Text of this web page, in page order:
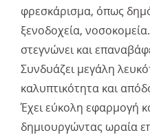
φρεσκάρισμα, όπως
ξενοδοχεία,
στεγνώνει και
Συνδυάζει μεγάλη
καλυπτικότητα και
Έχει εύκολη εφαρμογή
δημιουργώντας ωραία